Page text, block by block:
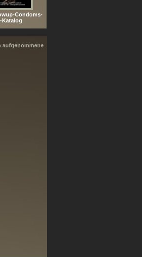
Condoms-
Katalog
aufgenommene